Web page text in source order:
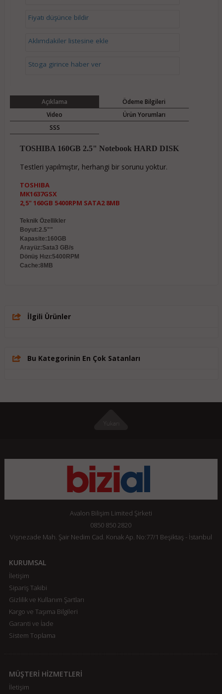
Fiyatı düşünce bildir
Aklımdakiler listesine ekle
Stoga girince haber ver
Açıklama
Ödeme Bilgileri
Video
Ürün Yorumları
SSS
TOSHIBA 160GB 2.5" Notebook HARD DISK
Testleri yapılmıştır, herhangi bir sorunu yoktur.
TOSHIBA
MK1637GSX
2,5" 160GB 5400RPM SATA2 8MB
Teknik Özellikler
Boyut:2.5""
Kapasite:160GB
Arayüz:Sata3 GB/s
Dönüş Hızı:5400RPM
Cache:8MB
İlgili Ürünler
Bu Kategorinin En Çok Satanları
Avalon Bilişim Limited Şirketi
0850 850 2820
Vişnezade Mah. Şair Nedim Cad. Konak Ap. No:77/1 Beşiktaş - İstanbul
KURUMSAL
İletişim
Sipariş Takibi
Gizlilik ve Kullanım Şartları
Kargo ve Taşıma Bilgileri
Garanti ve İade
Sistem Toplama
MÜŞTERİ HİZMETLERİ
İletişim